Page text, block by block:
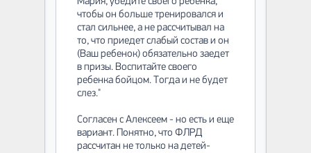
чтобы он больше тренировался и
стал сильнее, а не рассчитывал на
то, что приедет слабый состав и он
(Ваш ребенок) обязательно заедет
в призы. Воспитайте своего
ребенка бойцом. Тогда и не будет
слез."
Согласен с Алексеем - но есть и еще
вариант. Понятно, что ФЛРД
рассчитан не только на детей-